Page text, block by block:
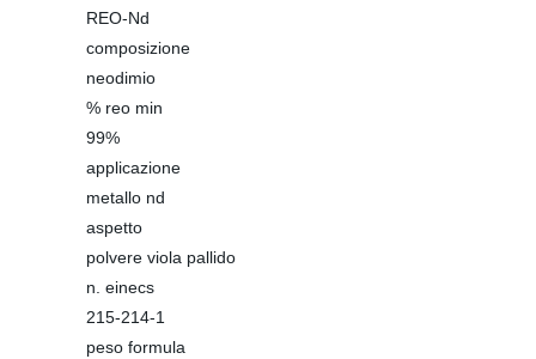
REO-Nd
composizione
neodimio
% reo min
99%
applicazione
metallo nd
aspetto
polvere viola pallido
n. einecs
215-214-1
peso formula